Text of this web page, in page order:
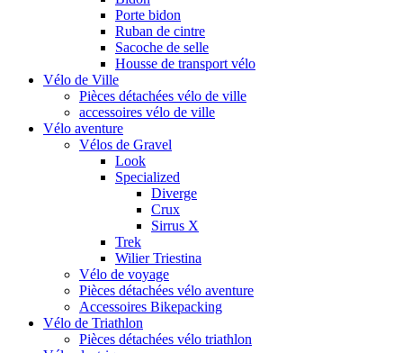
Porte bidon
Ruban de cintre
Sacoche de selle
Housse de transport vélo
Vélo de Ville
Pièces détachées vélo de ville
accessoires vélo de ville
Vélo aventure
Vélos de Gravel
Look
Specialized
Diverge
Crux
Sirrus X
Trek
Wilier Triestina
Vélo de voyage
Pièces détachées vélo aventure
Accessoires Bikepacking
Vélo de Triathlon
Pièces détachées vélo triathlon